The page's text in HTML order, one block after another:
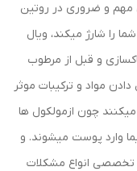
مهم و ضروری در روتین
را شارژ میکند، ویال
و قبل از مرطوب
مواد و ترکیبات موثر
چون ازمولکول ها
وارد پوست میشوند. و
تخصصی انواع مشکلات